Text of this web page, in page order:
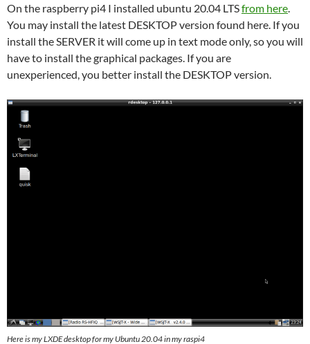
On the raspberry pi4 I installed ubuntu 20.04 LTSfrom here
You may install the latest DESKTOP version found here. If you
install the SERVER it will come up in text mode only, so you will
have to install the graphical packages. If you are
unexperienced, you better install the DESKTOP version.
Here is my LXDE desktop for my Ubuntu 20.04 in my raspi4